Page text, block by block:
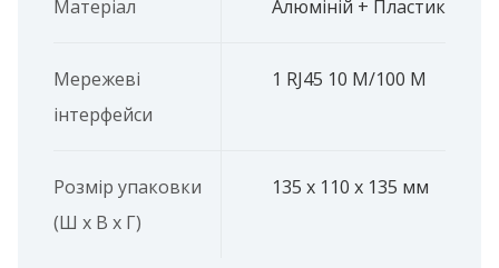
Матеріал Алюміній + Пластик
Мережеві
інтерфейси
1 RJ45 10 M/100 M
Розмір упаковки
(Ш х В х Г)
135 x 110 x 135 мм